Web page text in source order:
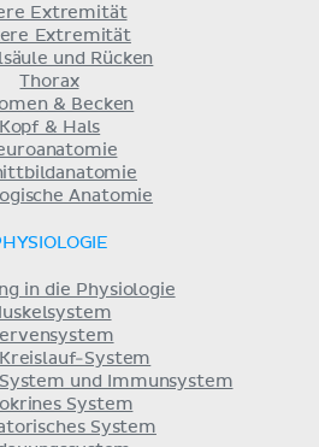
Extremität
Extremität
und Rücken
Thorax
& Becken
Kopf & Hals
Anatomie
in die Physiologie
System
System und Immunsystem
System
System